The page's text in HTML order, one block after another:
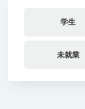
学生
未就業